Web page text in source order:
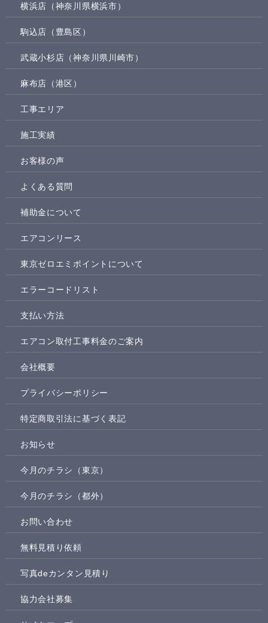
横浜店（神奈川県横浜市）
駒込店（豊島区）
武蔵小杉店（神奈川県川崎市）
麻布店（港区）
工事エリア
施工実績
お客様の声
よくある質問
補助金について
エアコンリース
東京ゼロエミポイントについて
エラーコードリスト
支払い方法
エアコン取付工事料金のご案内
会社概要
プライバシーポリシー
特定商取引法に基づく表記
お知らせ
今月のチラシ（東京）
今月のチラシ（都外）
お問い合わせ
無料見積り依頼
写真deカンタン見積り
協力会社募集